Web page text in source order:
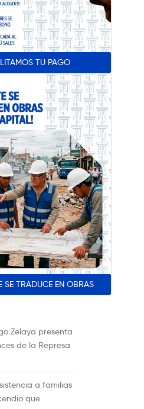
TU PAGO
SE TRADUCE EN OBRAS
Zelaya presenta
de la Represa
a familias
que